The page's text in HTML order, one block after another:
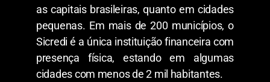
as capitais brasileiras, quanto em cidades
pequenas. Em mais de 200 municípios, o
Sicredi é a única instituição financeira com
presença física, estando em algumas
cidades com menos de 2 mil habitantes.